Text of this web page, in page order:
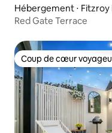
Hébergement ⋅
Red Gate Terrace
Coup de cœur
Coup de cœur